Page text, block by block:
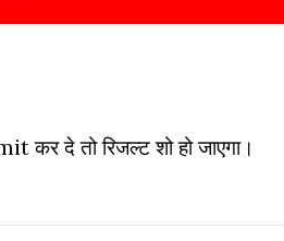
कर दे तो रिजल्ट शो हो जाएगा।